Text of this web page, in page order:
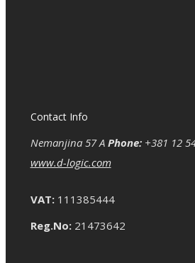
Contact Info
Nemanjina 57 A Phone:+381 12
www.d-logic.com
VAT:111385444
Reg.No:21473642